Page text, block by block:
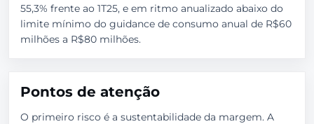
55,3% frente ao 1T25, e em ritmo anualizado abaixo do
limite mínimo do guidance de consumo anual de R$60
milhões a R$80 milhões.
Pontos de atenção
O primeiro risco é a sustentabilidade da margem. A